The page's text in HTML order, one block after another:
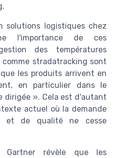
solutions logistiques chez
l'importance de ces
des températures
stradatracking sont
les produits arrivent en
en particulier dans le
dirigée ». Cela est d'autant
actuel où la demande
et de qualité ne cesse
Gartner révèle que les